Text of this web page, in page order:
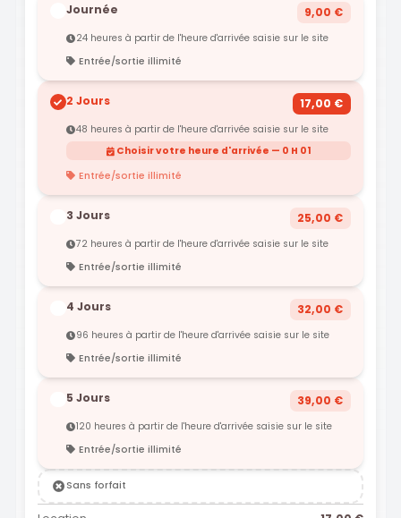
Journée 9,00 €
24 heures à partir de l'heure d'arrivée saisie sur le site
Entrée/sortie illimité
2 Jours 17,00 €
48 heures à partir de l'heure d'arrivée saisie sur le site
Choisir votre heure d'arrivée — 0 H 01
Entrée/sortie illimité
3 Jours 25,00 €
72 heures à partir de l'heure d'arrivée saisie sur le site
Entrée/sortie illimité
4 Jours 32,00 €
96 heures à partir de l'heure d'arrivée saisie sur le site
Entrée/sortie illimité
5 Jours 39,00 €
120 heures à partir de l'heure d'arrivée saisie sur le site
Entrée/sortie illimité
Sans forfait